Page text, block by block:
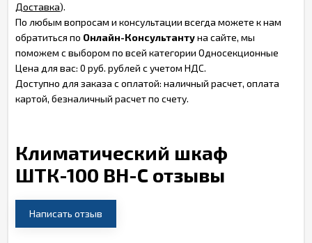
Доставка).
По любым вопросам и консультации всегда можете к нам
обратиться по Онлайн-Консультантуна сайте, мы
поможем с выбором по всей категории Односекционные
Цена для вас: 0 руб. рублей с учетом НДС.
Доступно для заказа с оплатой: наличный расчет, оплата
картой, безналичный расчет по счету.
Климатический шкаф
ШТК-100 ВН-С отзывы
Написать отзыв